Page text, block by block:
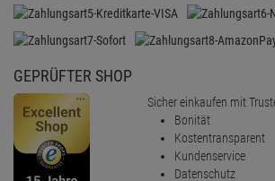
GEPRÜFTER SHOP
Sicher einkaufen mit
Bonität
Kostentransparent
Kundenservice
Datenschutz